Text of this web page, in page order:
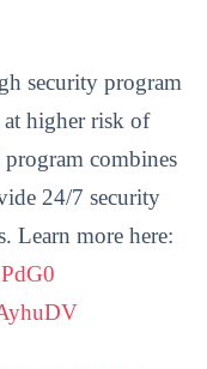
security program
higher risk of
combines
24/7 security
Learn more here: